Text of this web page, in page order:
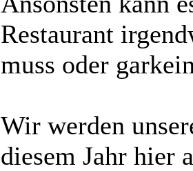
Restaurant
muss oder
Wir werden
diesem Jahr hier